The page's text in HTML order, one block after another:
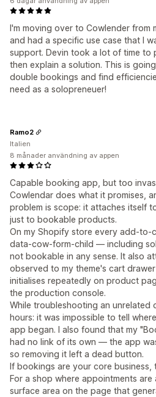
I'm moving over to Cowlender from
and had a specific use case that I
support. Devin took a lot of time to
then explain a solution. This is
double bookings and find
need as a solopreneuer!
Capable booking app, but too
Cowlendar does what it promises,
problem is scope: it attaches itself
just to bookable products.
On my Shopify store every add-to-
data-cow-form-child — including
not bookable in any sense. It also
observed to my theme's cart
initialises repeatedly on product
the production console.
While troubleshooting an unrelated
hours: it was impossible to tell
app began. I also found that my
had no link of its own — the app
so removing it left a dead button.
If bookings are your core business,
For a shop where appointments
surface area on the page that
Ramo2
Italien
8 månader användning av appen